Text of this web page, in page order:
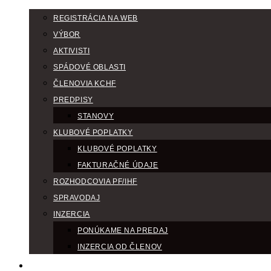
REGISTRÁCIA NA WEB
VÝBOR
AKTIVISTI
SPÁDOVÉ OBLASTI
ČLENOVIA KCHF
PREDPISY
STANOVY
KLUBOVÉ POPLATKY
KLUBOVÉ POPLATKY
FAKTURAČNÉ ÚDAJE
ROZHODCOVIA PF/IHF
SPRAVODAJ
INZERCIA
PONÚKAME NA PREDAJ
INZERCIA OD ČLENOV